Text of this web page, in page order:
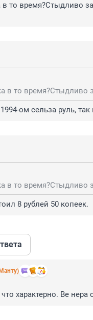
в то время?Стыдливо
ом сельза руль,
8 рублей 50 копеек.
характерно. Ве нера